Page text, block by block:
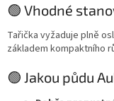
🟢 Vhodné
Tařička vyžaduje plně
základem kompaktního
🟢 Jakou půdu